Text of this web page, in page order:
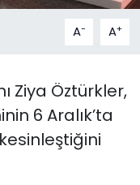
A- A+
Ziya Öztürkler,
6 Aralık’ta